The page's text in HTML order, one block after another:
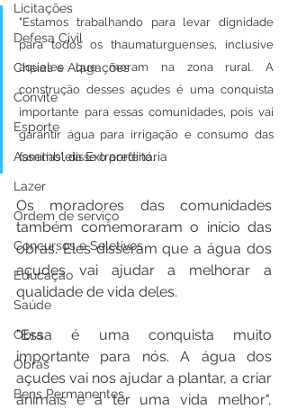
Licitações
Defesa Civil
Cheias e Alagações
Convite
Esporte
Assembleia Extraordinária
Lazer
Ordem de serviço
Concursos e Seletivos
Educação
Saúde
Obra
Obras
Bens Permanentes
"Estamos trabalhando para levar dignidade
para todos os thaumaturguenses, inclusive
aqueles que moram na zona rural. A
construção desses açudes é uma conquista
importante para essas comunidades, pois vai
garantir água para irrigação e consumo das
famílias", disse o prefeito.
Os moradores das comunidades
também comemoraram o início das
obras. Eles disseram que a água dos
açudes vai ajudar a melhorar a
qualidade de vida deles.
"Essa é uma conquista muito
importante para nós. A água dos
açudes vai nos ajudar a plantar, a criar
animais e a ter uma vida melhor",